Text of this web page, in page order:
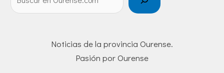
Noticias de la provincia Ourense.
Pasión por Ourense